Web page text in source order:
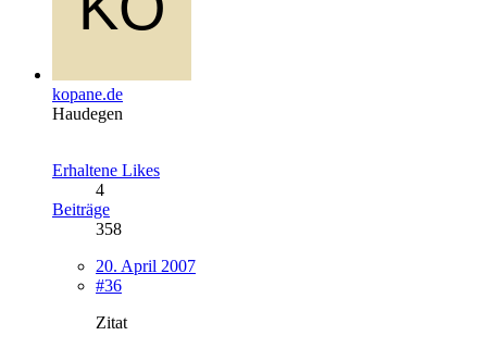
kopane.de
Haudegen
Erhaltene Likes
4
Beiträge
358
20. April 2007
#36
Zitat